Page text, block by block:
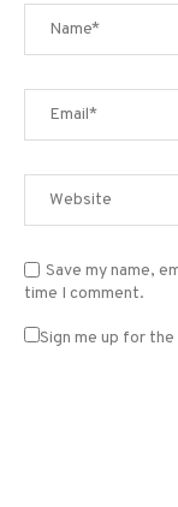
time I comment.